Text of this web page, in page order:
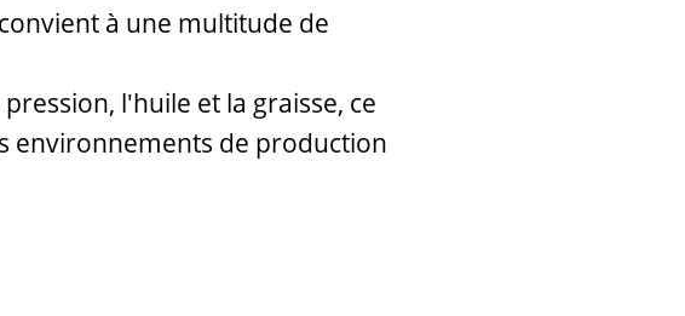
à une multitude de
l'huile et la graisse, ce
environnements de production